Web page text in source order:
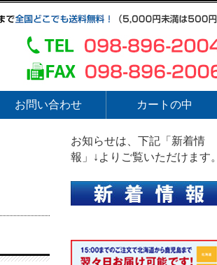
お問い合わせ カートの中
お知らせは、下記「新着情
報」↓よりご覧いただけます。